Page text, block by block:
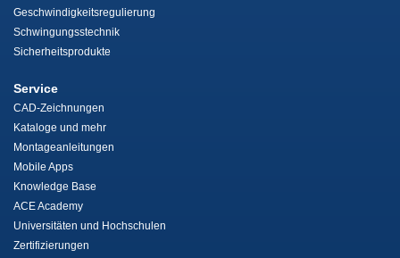
Geschwindigkeitsregulierung
Schwingungsstechnik
Sicherheitsprodukte
Service
CAD-Zeichnungen
Kataloge und mehr
Montageanleitungen
Mobile Apps
Knowledge Base
ACE Academy
Universitäten und Hochschulen
Zertifizierungen